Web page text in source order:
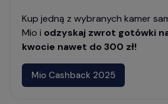
Kup jedną z wybranych kamer
Mio i odzyskaj zwrot gotówki
kwocie nawet do 300 zł!
Mio Cashback 2025